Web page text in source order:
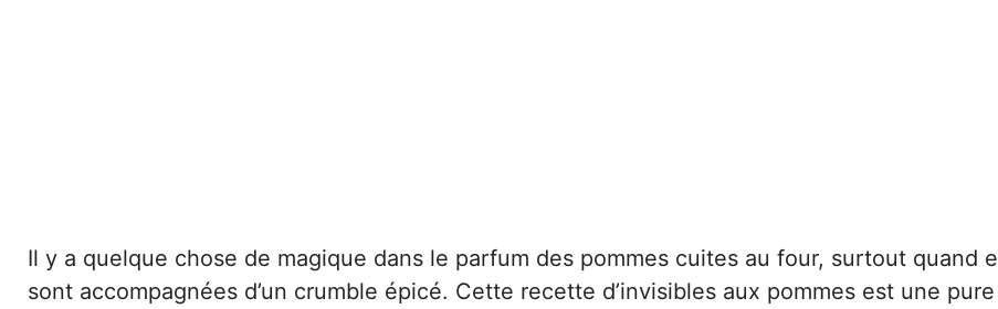
Il y a quelque chose de magique dans le parfum des pommes cuites au four, surtout quand
sont accompagnées d’un crumble épicé. Cette recette d’invisibles aux pommes est une pure